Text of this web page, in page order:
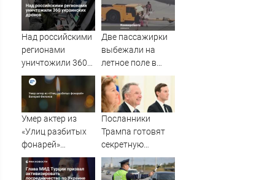
армии
актрисы
Над российскими
регионами
уничтожили 360
украинских
дронов
Две пассажирки
выбежали на
летное поле в
Шереметьево
Умер актер из
«Улиц разбитых
фонарей»
Валерий Филонов
Посланники
Трампа готовят
секретную
миссию в Москву
и Киев